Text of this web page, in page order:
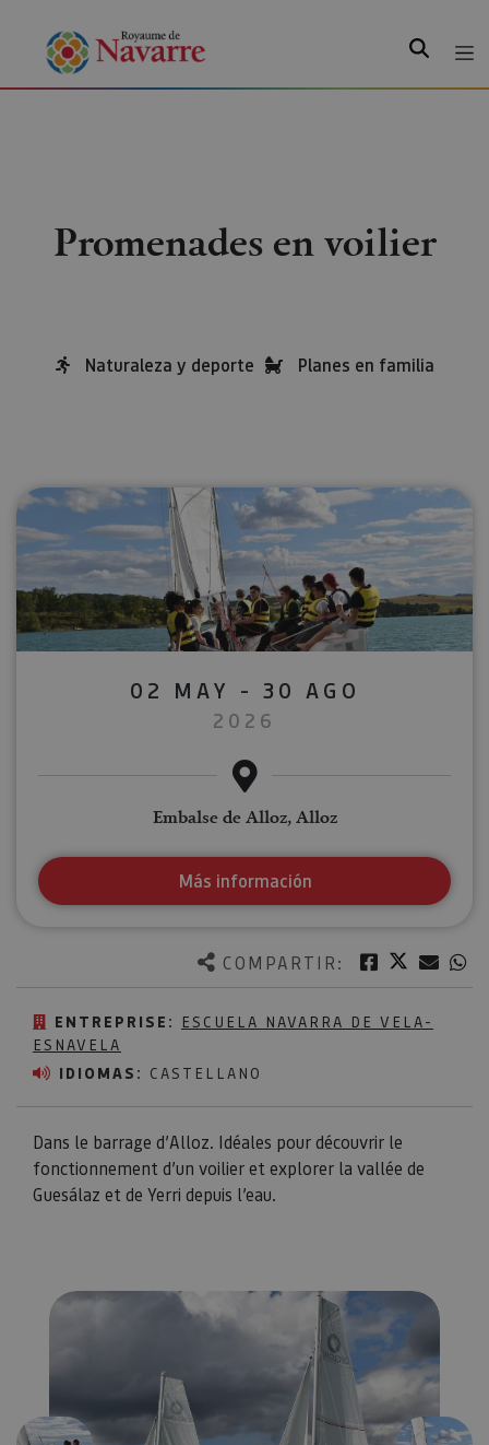
Promenades en voilier
Naturaleza y deporte Planes en familia
COMPARTIR: Facebook
Twitter
ENTREPRISE:
ESCUELA NAVARRA DE VELA-
ESNAVELA
IDIOMAS: CASTELLANO
Dans le barrage d’Alloz. Idéales pour découvrir le
fonctionnement d’un voilier et explorer la vallée de
Guesálaz et de Yerri depuis l’eau.
02 MAY - 30 AGO
2026
Embalse de Alloz, Alloz
Más información